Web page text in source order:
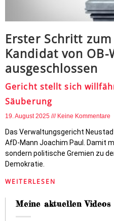
Erster Schritt
Kandidat von OB-
ausgeschlossen
Gericht stellt sich
Säuberung
19. August 2025 Keine Kommentare
Das Verwaltungsgericht
AfD-Mann Joachim Paul. Damit
sondern politische Gremien zu
Demokratie.
WEITERLESEN
Meine aktuellen Videos